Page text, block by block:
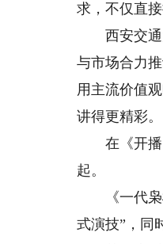
求，不仅直
西安交通大
与市场合力
用主流价值
讲得更精彩。
在《开播！
起。
《一代枭
式演技”，同